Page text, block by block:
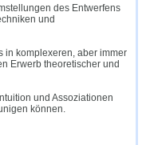
des Entwerfens
und
in komplexeren, aber immer
Erwerb theoretischer und
und Assoziationen
können.